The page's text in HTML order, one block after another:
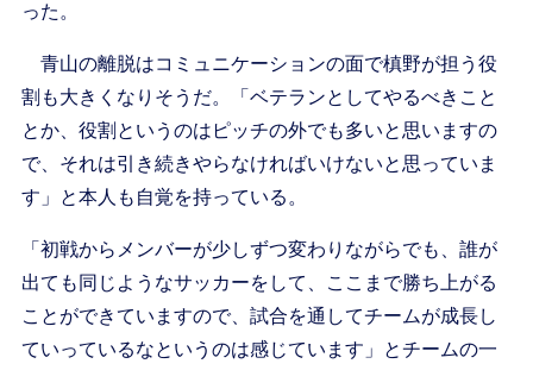
った。
青山の離脱はコミュニケーションの面で槙野が担う役
割も大きくなりそうだ。「ベテランとしてやるべきこと
とか、役割というのはピッチの外でも多いと思いますの
で、それは引き続きやらなければいけないと思っていま
す」と本人も自覚を持っている。
「初戦からメンバーが少しずつ変わりながらでも、誰が
出ても同じようなサッカーをして、ここまで勝ち上がる
ことができていますので、試合を通してチームが成長し
ていっているなというのは感じています」とチームの一